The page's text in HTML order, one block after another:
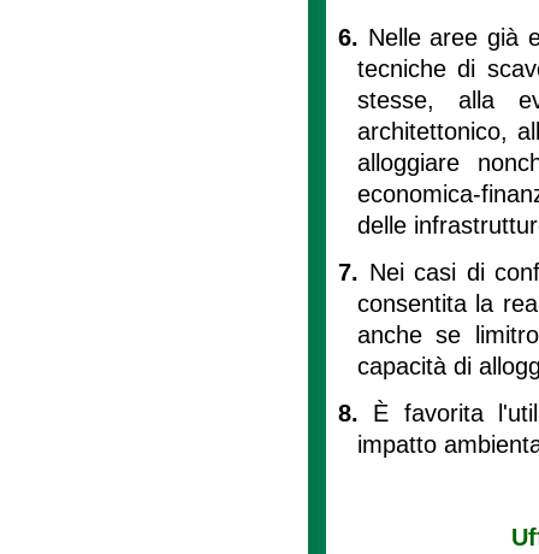
6. Nelle aree già
tecniche di
stesse, alla
architettonico,
alloggiare
economica-
delle
7. Nei casi di
consentita la
anche se
capacità di
8. È favorita
impatto